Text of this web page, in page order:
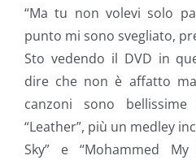
“Ma tu non volevi solo
punto mi sono svegliato,
Sto vedendo il DVD in
dire che non è affatto
canzoni sono
“Leather”, più un medley
Sky” e “Mohammed